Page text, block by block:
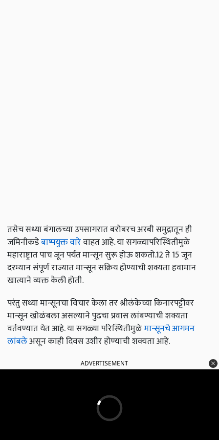
तसेच सध्या बंगालच्या उपसागरात बरोबरच अरबी समुद्रातून ही
जमिनीकडेबाष्पयुक्त वारेवाहत आहे. या सगळ्यापरिस्थितीमुळे
महाराष्ट्रात पाच जून पर्यंत मान्सून सुरू होऊ शकतो.12 ते 15 जून
दरम्यान संपूर्ण राज्यात मान्सून सक्रिय होण्याची शक्यता हवामान
खात्याने व्यक्त केली होती.
परंतु सध्या मान्सूनचा विचार केला तर श्रीलंकेच्या किनारपट्टीवर
मान्सून खोळंबला असल्याने पुढचा प्रवास लांबण्याची शक्यता
वर्तवण्यात येत आहे. या सगळ्या परिस्थितीमुळेमान्सूनचे आगमन
लांबलेअसून काही दिवस उशीर होण्याची शक्यता आहे.
ADVERTISEMENT